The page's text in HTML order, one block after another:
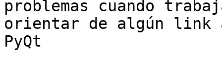
problemas cuando
orientar de algún link
PyQt